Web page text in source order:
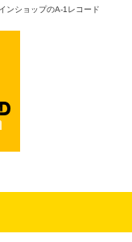
ンショップのA-1レコード